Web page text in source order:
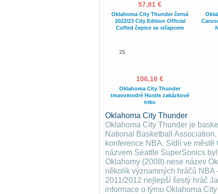
57,81 €
Oklahoma City Thunder černá
2022/23 City Edition Official
Cuffed čepice se střapcem
25
106,16 €
Oklahoma City Thunder
tmavomodré Hustle zakázkové
triko
Oklahoma City Thunder
Oklahoma City Thunder je
National Basketball
konference NBA. Sídlí ve
názvem Seattle SuperSonics
Oklahomy (2008) nese název
několik významných hráčů
2011/2012 nejlepší šestý hráč
informace o týmu Oklahoma